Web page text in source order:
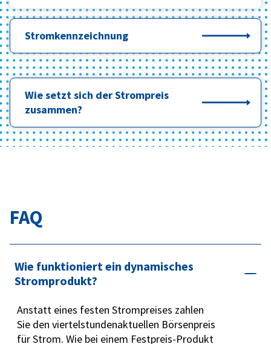
Stromkennzeichnung
Wie setzt sich der Strompreis
zusammen?
FAQ
Wie funktioniert ein dynamisches
Stromprodukt?
Anstatt eines festen Strompreises zahlen
Sie den viertelstundenaktuellen Börsenpreis
für Strom. Wie bei einem Festpreis-Produkt